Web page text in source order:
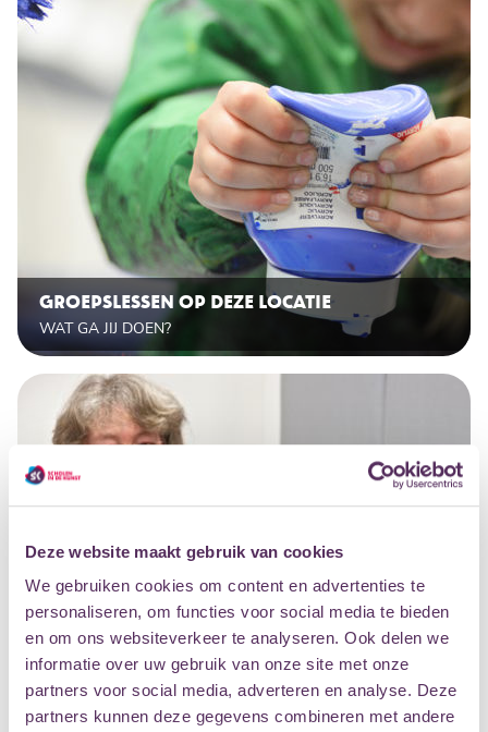
Deze website maakt gebruik van cookies
We gebruiken cookies om content en advertenties te
personaliseren, om functies voor social media te bieden
en om ons websiteverkeer te analyseren. Ook delen we
informatie over uw gebruik van onze site met onze
partners voor social media, adverteren en analyse. Deze
partners kunnen deze gegevens combineren met andere
GROEPSLESSEN OP DEZE LOCATIE
WAT GA JIJ DOEN?